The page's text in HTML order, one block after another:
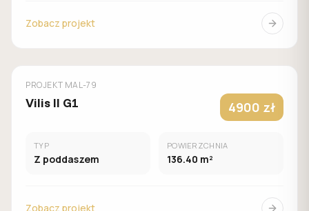
Zobacz projekt
MALACHIT
PROJEKT MAL-79
Vilis II G1 4900 zł
TYP
Z poddaszem
POWIERZCHNIA
136.40 m²
Zobacz projekt